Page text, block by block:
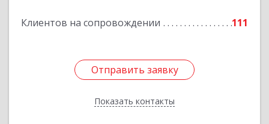
Клиентов на сопровождении 111
Отправить заявку
Показать контакты
Подробнее
Отправить заявку
Назад